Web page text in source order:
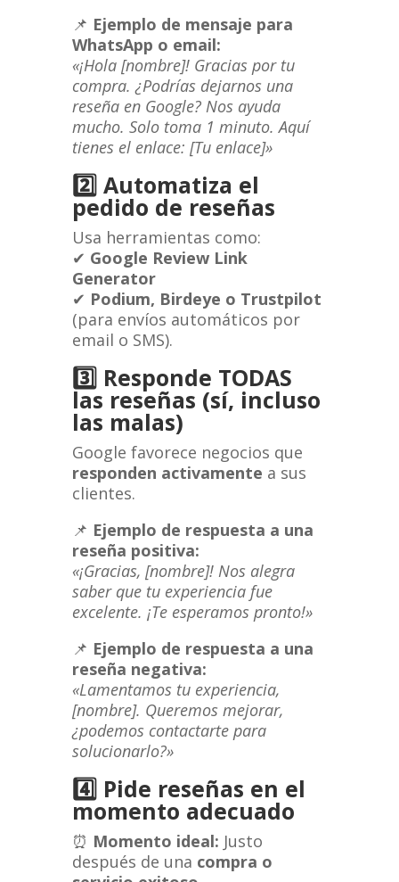
📌 Ejemplo de mensaje para
WhatsApp o email:
«¡Hola [nombre]! Gracias por tu
compra. ¿Podrías dejarnos una
reseña en Google? Nos ayuda
mucho. Solo toma 1 minuto. Aquí
tienes el enlace: [Tu enlace]»
2️⃣ Automatiza el
pedido de reseñas
Usa herramientas como:
✔ Google Review Link
Generator
✔ Podium, Birdeye o Trustpilot
(para envíos automáticos por
email o SMS).
3️⃣ Responde TODAS
las reseñas (sí, incluso
las malas)
Google favorece negocios que
responden activamente a sus
clientes.
📌 Ejemplo de respuesta a una
reseña positiva:
«¡Gracias, [nombre]! Nos alegra
saber que tu experiencia fue
excelente. ¡Te esperamos pronto!»
📌 Ejemplo de respuesta a una
reseña negativa:
«Lamentamos tu experiencia,
[nombre]. Queremos mejorar,
¿podemos contactarte para
solucionarlo?»
4️⃣ Pide reseñas en el
momento adecuado
⏰ Momento ideal: Justo
después de una compra o